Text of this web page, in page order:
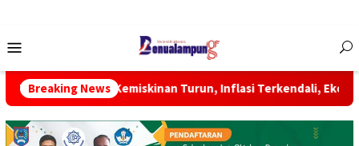
Mobile
Breaking News
Kemiskinan Turun, Inflasi Terkendali, Ekonomi Terus